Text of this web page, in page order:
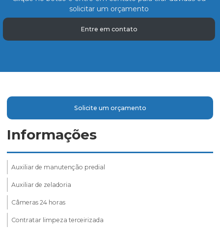
solicitar um orçamento
Entre em contato
Solicite um orçamento
Informações
Auxiliar de manutenção predial
Auxiliar de zeladoria
Câmeras 24 horas
Contratar limpeza terceirizada